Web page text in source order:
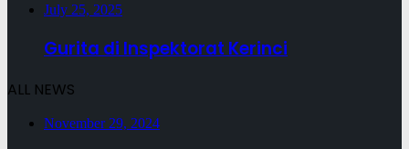
July 25, 2025
Gurita di Inspektorat Kerinci
ALL NEWS
November 29, 2024